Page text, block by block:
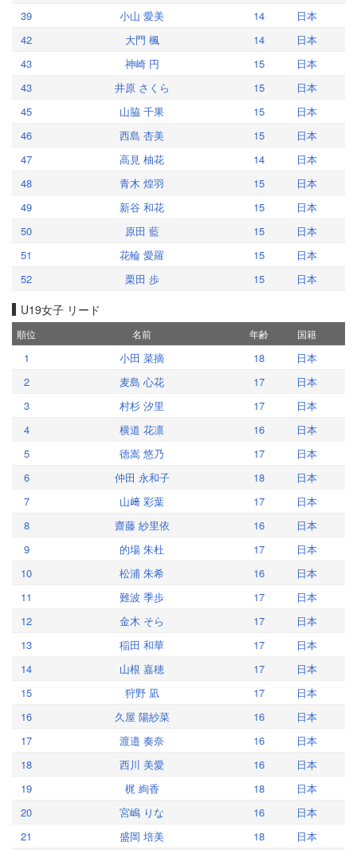
39
小山 愛美 14
日本
42
大門 楓 14
日本
43
神崎 円 15
日本
43
井原 さくら 15
日本
45
山脇 千果 15
日本
46
西島 杏美 15
日本
47
高見 柚花 14
日本
48
青木 煌羽 15
日本
49
新谷 和花 15
日本
50
原田 藍 15
日本
51
花輪 愛羅 15
日本
52
栗田 歩 15 日本
U19女子 リード
順位 名前 年齢 国籍
1 小田 菜摘 18
日本
2
麦島 心花 17
日本
3
村杉 汐里 17
日本
4
横道 花凛 16
日本
5
徳嵩 悠乃 17
日本
6
仲田 永和子 18
日本
7
山﨑 彩葉 17
日本
8
齋藤 紗里依 16
日本
9
的場 朱杜 17
日本
10
松浦 朱希 16
日本
11
難波 季歩 17
日本
12
金木 そら 17
日本
13
稲田 和華 17
日本
14
山根 嘉穂 17
日本
15
狩野 凪 17
日本
16
久屋 陽紗菜 16
日本
17
渡邉 奏奈 16
日本
18
西川 美愛 16
日本
19
梶 絢香 18
日本
20
宮嶋 りな 16
日本
21
盛岡 培美 18
日本